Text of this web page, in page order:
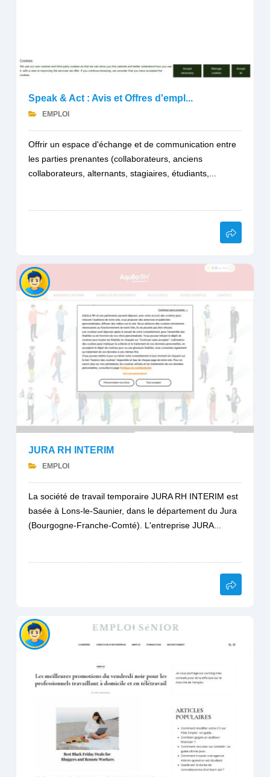
Speak & Act : Avis et Offres d'empl...
EMPLOI
Offrir un espace d'échange et de communication entre
les parties prenantes (collaborateurs, anciens
collaborateurs, alternants, stagiaires, étudiants,...
JURA RH INTERIM
EMPLOI
La société de travail temporaire JURA RH INTERIM est
basée à Lons-le-Saunier, dans le département du Jura
(Bourgogne-Franche-Comté). L'entreprise JURA...